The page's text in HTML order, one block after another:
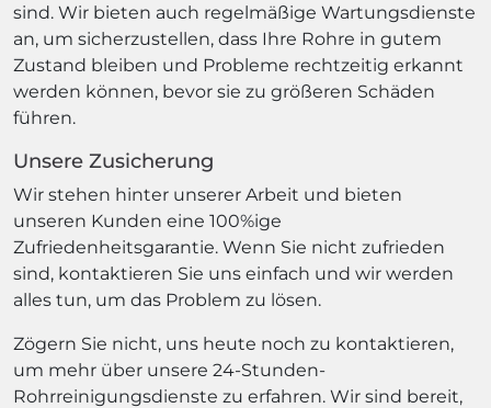
sind. Wir bieten auch regelmäßige Wartungsdienste
an, um sicherzustellen, dass Ihre Rohre in gutem
Zustand bleiben und Probleme rechtzeitig erkannt
werden können, bevor sie zu größeren Schäden
führen.
Unsere Zusicherung
Wir stehen hinter unserer Arbeit und bieten
unseren Kunden eine 100%ige
Zufriedenheitsgarantie. Wenn Sie nicht zufrieden
sind, kontaktieren Sie uns einfach und wir werden
alles tun, um das Problem zu lösen.
Zögern Sie nicht, uns heute noch zu kontaktieren,
um mehr über unsere 24-Stunden-
Rohrreinigungsdienste zu erfahren. Wir sind bereit,